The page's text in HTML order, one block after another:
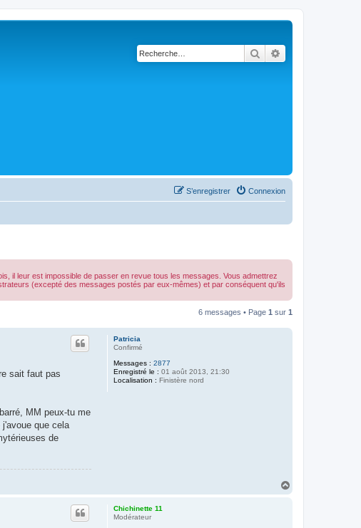
Rechercher
Connexion
S’enregistrer
il leur est impossible de passer en revue tous les messages. Vous admettrez
(excepté des messages postés par eux-mêmes) et par conséquent qu'ils
6 messages • Page 1 sur 1
Patricia
Confirmé
Messages : 2877
Enregistré le : 01 août 2013, 21:30
Localisation : Finistère nord
sait faut pas
MM peux-tu me
que cela
de
Chichinette 11
Modérateur